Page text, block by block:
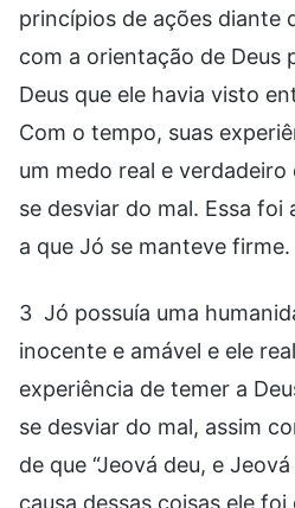
princípios de ações diante
com a orientação de Deus
Deus que ele havia visto
Com o tempo, suas
um medo real e verdadeiro
se desviar do mal. Essa
a que Jó se manteve firme.
3 Jó possuía uma
inocente e amável e ele
experiência de temer a
se desviar do mal, assim
de que “Jeová deu, e
causa dessas coisas ele